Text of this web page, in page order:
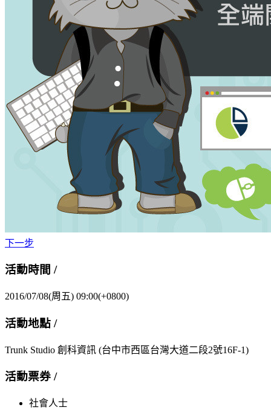
下一步
活動時間 /
2016/07/08(周五) 09:00(+0800)
活動地點 /
Trunk Studio 創科資訊 (台中市西區台灣大道二段2號16F-1)
活動票券 /
社會人士